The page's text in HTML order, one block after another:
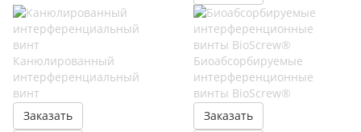
Канюлированный
интерференциальный
винт
Заказать
Биоабсорбируемые
интерференционные
винты BioScrew®
Заказать